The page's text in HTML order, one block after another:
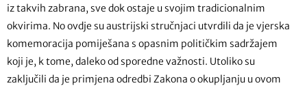
iz takvih zabrana, sve dok ostaje u svojim tradicionalnim
okvirima. No ovdje su austrijski stručnjaci utvrdili da je vjerska
komemoracija pomiješana s opasnim političkim sadržajem
koji je, k tome, daleko od sporedne važnosti. Utoliko su
zaključili da je primjena odredbi Zakona o okupljanju u ovom